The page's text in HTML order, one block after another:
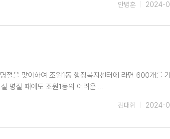
2024-
안병훈
절을 맞이하여 조원1동 행정복지센터에 라면 600개를
명절 때에도 조원1동의 어려운 …
2024-
김대휘